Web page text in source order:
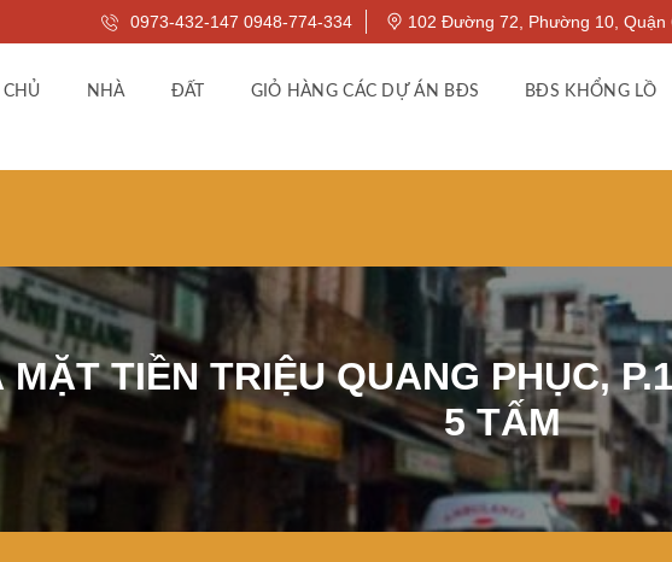
0973-432-147 0948-774-334 102 Đường 72, Phường 10, Quận
CHỦ NHÀ ĐẤT GIỎ HÀNG CÁC DỰ ÁN BĐS BĐS KHỔNG LỒ
TIỀN TRIỆU QUANG PHỤC,
5 TẤM